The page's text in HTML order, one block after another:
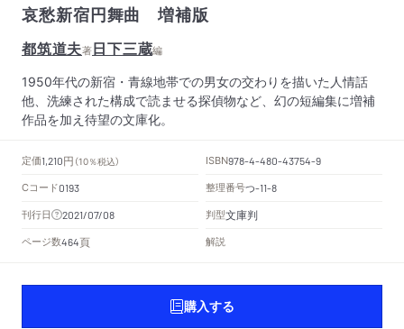
哀愁新宿円舞曲 増補版
都筑道夫著日下三蔵編
1950年代の新宿・青線地帯での男女の交わりを描いた人情話
他、洗練された構成で読ませる探偵物など、幻の短編集に増補
作品を加え待望の文庫化。
定価1,210円 （10％税込） ISBN978-4-480-43754-9
Cコード0193 整理番号つ-11-8
刊行日 2021/07/08 判型文庫判
ページ数464頁 解説
購入する